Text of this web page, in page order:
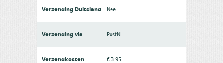
Verzending Duitsland Nee
Verzending via PostNL
Verzendkosten € 3.95